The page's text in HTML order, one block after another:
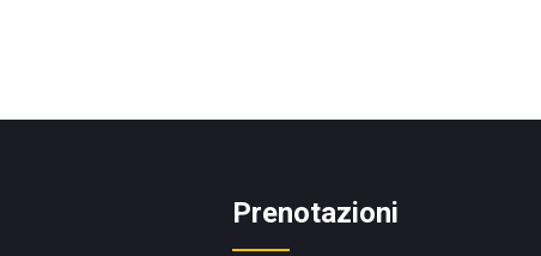
Prenotazioni